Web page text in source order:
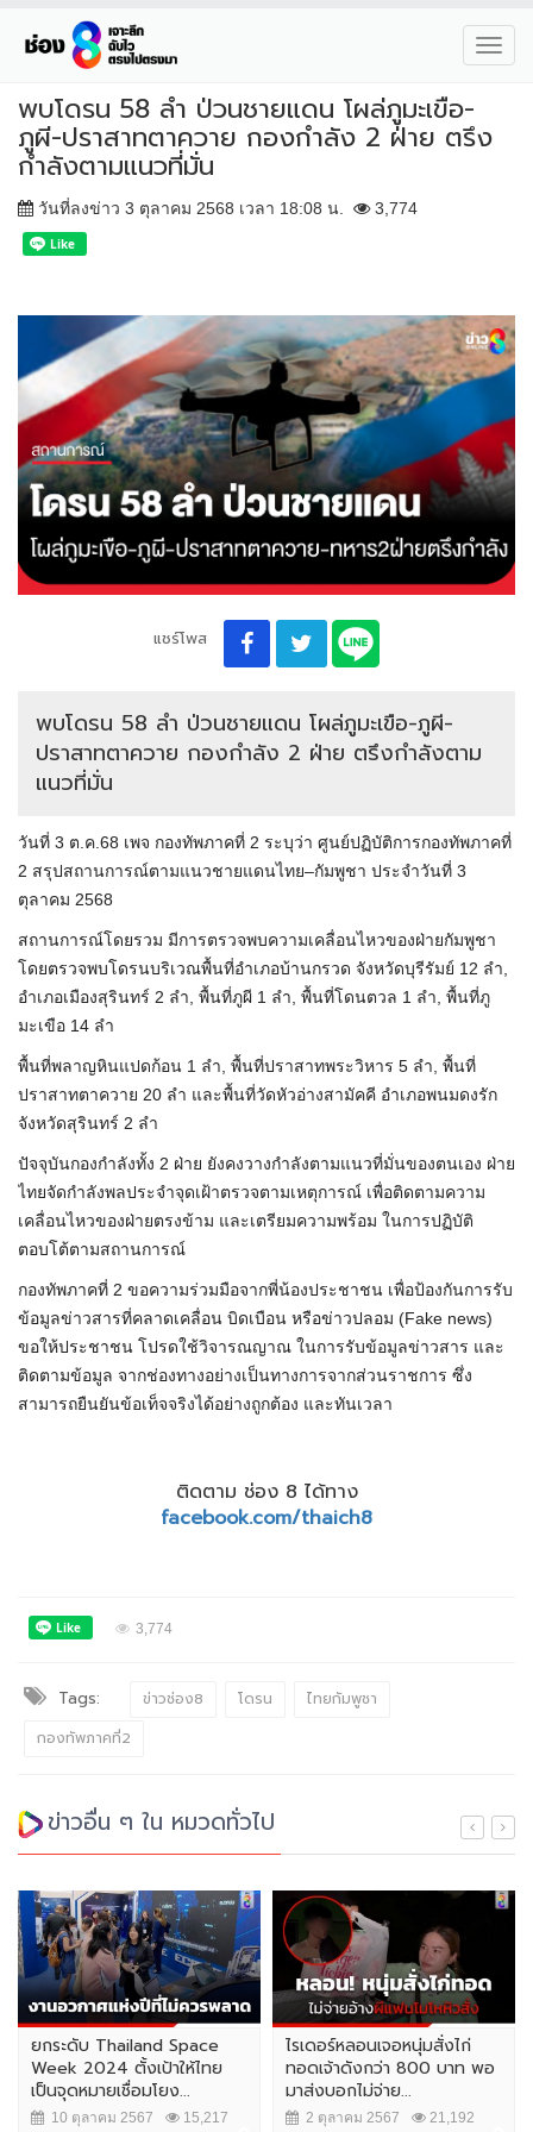
พบโดรน 58 ลำ ป่วนชายแดน โผล่ภูมะเขือ-
ภูผี-ปราสาทตาควาย กองกำลัง 2 ฝ่าย ตรึง
กำลังตามแนวที่มั่น
วันที่ลงข่าว 3 ตุลาคม 2568 เวลา 18:08 น. 3,774
แชร์โพส
พบโดรน 58 ลำ ป่วนชายแดน โผล่ภูมะเขือ-ภูผี-
ปราสาทตาควาย กองกำลัง 2 ฝ่าย ตรึงกำลังตาม
แนวที่มั่น
วันที่ 3 ต.ค.68 เพจ กองทัพภาคที่ 2 ระบุว่า ศูนย์ปฏิบัติการกองทัพภาคที่
2 สรุปสถานการณ์ตามแนวชายแดนไทย–กัมพูชา ประจำวันที่ 3
ตุลาคม 2568
สถานการณ์โดยรวม มีการตรวจพบความเคลื่อนไหวของฝ่ายกัมพูชา
โดยตรวจพบโดรนบริเวณพื้นที่อำเภอบ้านกรวด จังหวัดบุรีรัมย์ 12 ลำ,
อำเภอเมืองสุรินทร์ 2 ลำ, พื้นที่ภูผี 1 ลำ, พื้นที่โดนตวล 1 ลำ, พื้นที่ภู
มะเขือ 14 ลำ
พื้นที่พลาญหินแปดก้อน 1 ลำ, พื้นที่ปราสาทพระวิหาร 5 ลำ, พื้นที่
ปราสาทตาควาย 20 ลำ และพื้นที่วัดหัวอ่างสามัคคี อำเภอพนมดงรัก
จังหวัดสุรินทร์ 2 ลำ
ปัจจุบันกองกำลังทั้ง 2 ฝ่าย ยังคงวางกำลังตามแนวที่มั่นของตนเอง ฝ่าย
ไทยจัดกำลังพลประจำจุดเฝ้าตรวจตามเหตุการณ์ เพื่อติดตามความ
เคลื่อนไหวของฝ่ายตรงข้าม และเตรียมความพร้อม ในการปฏิบัติ
ตอบโต้ตามสถานการณ์
กองทัพภาคที่ 2 ขอความร่วมมือจากพี่น้องประชาชน เพื่อป้องกันการรับ
ข้อมูลข่าวสารที่คลาดเคลื่อน บิดเบือน หรือข่าวปลอม (Fake news)
ขอให้ประชาชน โปรดใช้วิจารณญาณ ในการรับข้อมูลข่าวสาร และ
ติดตามข้อมูล จากช่องทางอย่างเป็นทางการจากส่วนราชการ ซึ่ง
สามารถยืนยันข้อเท็จจริงได้อย่างถูกต้อง และทันเวลา
ติดตาม ช่อง 8 ได้ทาง
facebook.com/thaich8
3,774
Tags: ข่าวช่อง8 โดรน
ไทยกัมพูชา
กองทัพภาคที่2
ข่าวอื่น ๆ ใน หมวดทั่วไป
ยกระดับ Thailand Space
Week 2024 ตั้งเป้าให้ไทย
เป็นจุดหมายเชื่อมโยง...
10 ตุลาคม 2567 15,217
ไรเดอร์หลอนเจอหนุ่มสั่งไก่
ทอดเจ้าดังกว่า 800 บาท พอ
มาส่งบอกไม่จ่าย...
2 ตุลาคม 2567 21,192